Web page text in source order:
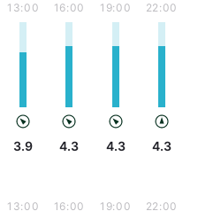
13:00
3.9
16:00
4.3
19:00
4.3
22:00
4.3
13:00 16:00 19:00 22:00